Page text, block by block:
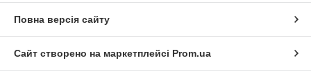
Повна версія сайту
Сайт створено на маркетплейсі Prom.ua